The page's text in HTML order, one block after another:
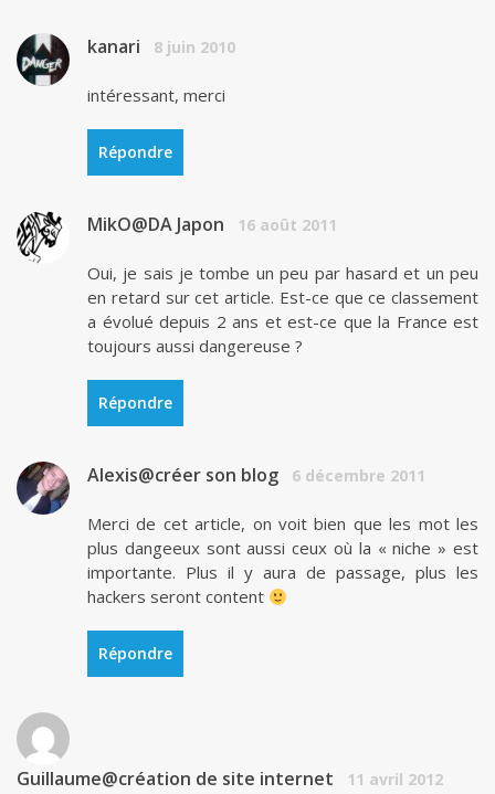
kanari 8 juin 2010
intéressant, merci
Répondre
MikO@DA Japon 16 août 2011
Oui, je sais je tombe un peu par hasard et un peu
en retard sur cet article. Est-ce que ce classement
a évolué depuis 2 ans et est-ce que la France est
toujours aussi dangereuse ?
Répondre
Alexis@créer son blog 6 décembre 2011
Merci de cet article, on voit bien que les mot les
plus dangeeux sont aussi ceux où la « niche » est
importante. Plus il y aura de passage, plus les
hackers seront content
Répondre
Guillaume@création de site internet 11 avril 2012